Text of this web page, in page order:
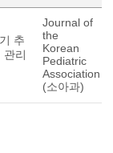
추
관리
Journal of
the
Korean
Pediatric
Association
(소아과)